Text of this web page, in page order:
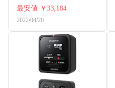
最安値 ￥33,184
2022/04/20